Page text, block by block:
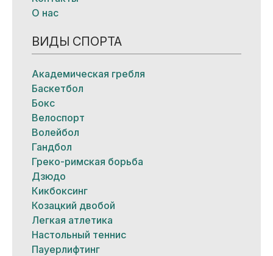
О нас
ВИДЫ СПОРТА
Академическая гребля
Баскетбол
Бокс
Велоспорт
Волейбол
Гандбол
Греко-римская борьба
Дзюдо
Кикбоксинг
Козацкий двобой
Легкая атлетика
Настольный теннис
Пауерлифтинг